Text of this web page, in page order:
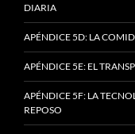
DIARIA
APÉNDICE 5D: LA
APÉNDICE 5E: EL
APÉNDICE 5F: LA
REPOSO